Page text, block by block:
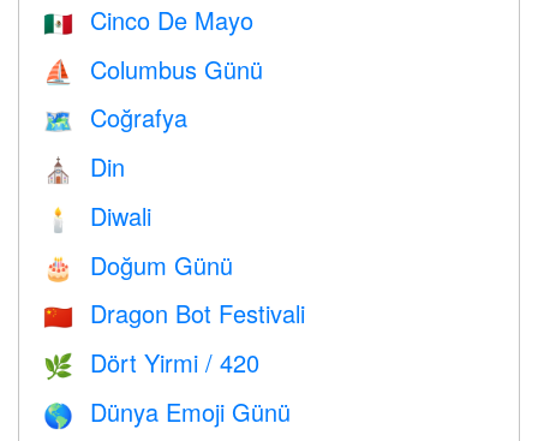
🇲🇽 Cinco De Mayo
⛵️ Columbus Günü
🗺 Coğrafya
⛪️ Din
🕯 Diwali
🎂 Doğum Günü
🇨🇳 Dragon Bot Festivali
🌿 Dört Yirmi / 420
🌎 Dünya Emoji Günü